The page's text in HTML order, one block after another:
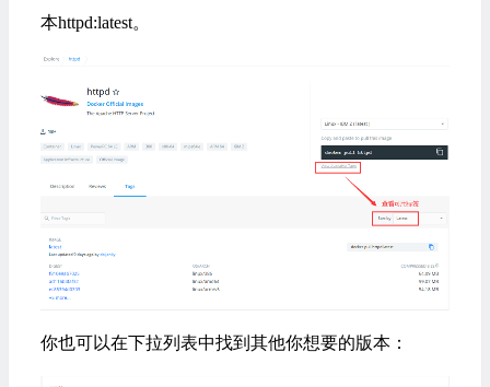
本httpd:latest。
你也可以在下拉列表中找到其他你想要的版本：